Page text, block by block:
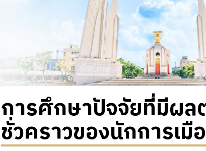
การศึกษาปัจจัยที่มีผล
ชั่วคราวของนักการเ